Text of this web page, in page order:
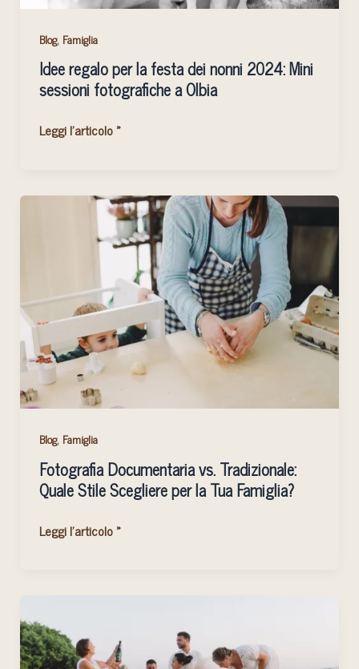
Blog, Famiglia
Idee regalo per la festa dei nonni 2024: Mini
sessioni fotografiche a Olbia
fotografiche
a
Leggi l'articolo »
Blog, Famiglia
Fotografia Documentaria vs. Tradizionale:
Quale Stile Scegliere per la Tua Famiglia?
Fotografia
Documentaria
Scegliere
per
Tua
Famiglia?
Leggi l'articolo »
di
famiglia